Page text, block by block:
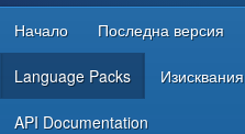
РЕСУРСИ ЗА РАЗРАБОТКА
Начало Последна версия
Language Packs Изисквания
API Documentation